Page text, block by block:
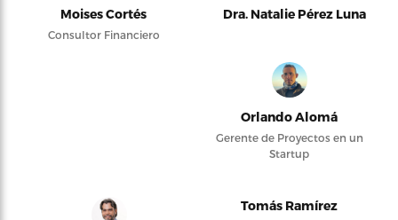
Moises Cortés
Consultor Financiero
Dra. Natalie Pérez Luna
Orlando Alomá
Gerente de Proyectos en un
Startup
Tomás Ramírez